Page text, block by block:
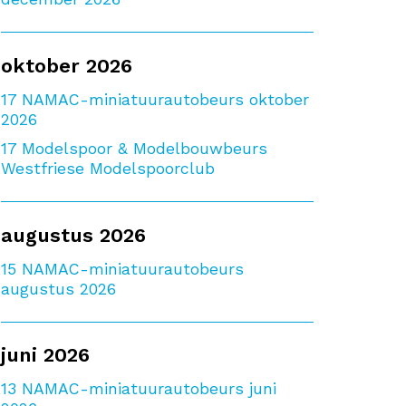
oktober 2026
17 NAMAC-miniatuurautobeurs oktober
2026
17 Modelspoor & Modelbouwbeurs
Westfriese Modelspoorclub
augustus 2026
15 NAMAC-miniatuurautobeurs
augustus 2026
juni 2026
13 NAMAC-miniatuurautobeurs juni